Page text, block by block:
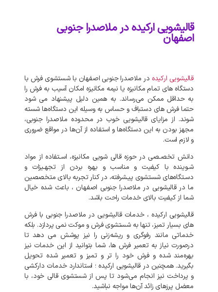
قالیشویی ارکیده در ملاصدرا جنوبی
اصفهان
قالیشویی ارکیده در ملاصدرا جنوبی اصفهان با شستشوی فرش با
دستگاه‌ های تمام مکانیزه یا نیمه مکانیزه امکان آسیب به فرش را
به حداقل ممکن می‌رساند. به‌ همین دلیل پیشنهاد می‌ شود
حتما فرش‌ های دستباف و حساس به وسیله این دستگاه‌ها شسته
شوند. از مزایای قالیشویی خوب در محدوده ملاصدرا جنوبی،
مجهز بودن به این دستگاه‌ها و استفاده از آن‌ها در مواقع ضروری
و لازم است.
دانش تخصـصی در حوزه قالی شویی مکانیزه، اسـتفاده از مواد
شـوینده با کیفیت و مناسب و بهره بردن از تجهـیزات و
دسـتگاه‌های شستشوی پیـشرفته، در کنار تجربه بالای متخصصین
ما در قالیشویی در ملاصدرا جنوبی اصفهان ، باعث شده خیال
شما از کیفیت بالای خدمات راحت باشد.
قالیشویی ارکیده ، خدمات قالیشویی در ملاصدرا جنوبی با فرش
های بسیار تمیز، تنها به شستشوی فرش و موکت نمی‌ پردازد. بلکه
خدماتی مانند رفوگری و ریشه‌زنی را نیز پوشش می‌ دهد تا
درصورت نیاز به تعمیر فرش‌ ها، شما بتوانید از این خدمات نیز
بهره‌مند شده و فرش خود را تر و تمیز و تعمیر شده تحویل
بگیرید. همچنین در قالیشویی ارکیده ؛ استاندارد خدمات دارکشی
و پرداخت نیز انجام می‌شود تا پس از شستشوی قالی خود، با
معضل پرزهای زائد آن‌ها مواجه نباشید.